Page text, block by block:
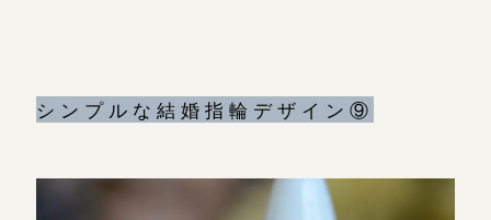
シンプルな結婚指輪デザイン⑨